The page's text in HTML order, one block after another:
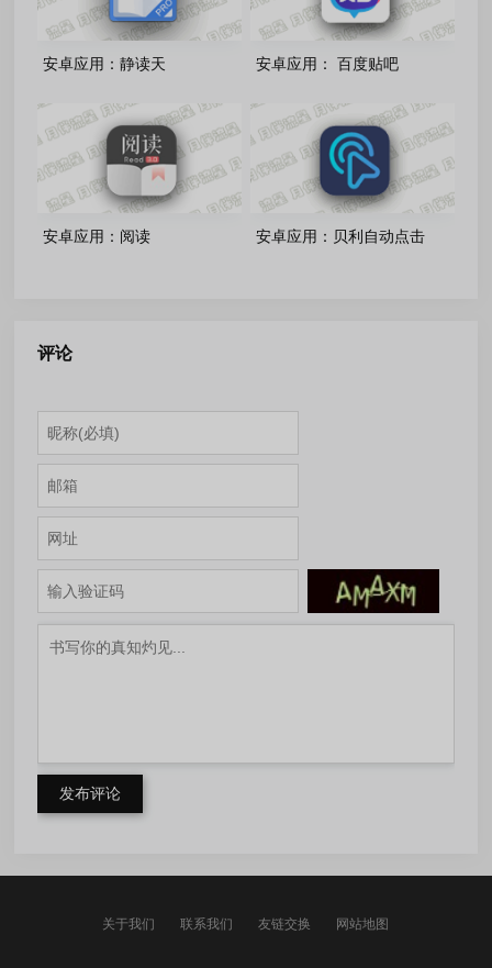
安卓应用：静读天
告付费专业版
安卓应用： 百度贴吧
员去广告版
安卓应用：阅读
安卓应用：贝利自动点击
评论
发布评论
关于我们 联系我们 友链交换 网站地图